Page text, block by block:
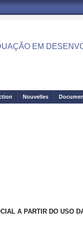
EM
Nouvelles
A PARTIR DO USO